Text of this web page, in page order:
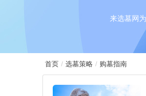
来选墓网
首页 选墓策略 购墓指南